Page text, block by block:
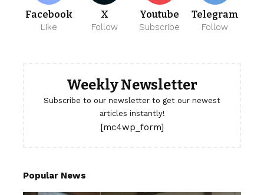
Facebook
Like
X
Follow
Youtube
Subscribe
Telegram
Follow
Weekly Newsletter
Subscribe to our newsletter to get our newest
articles instantly!
[mc4wp_form]
Popular News